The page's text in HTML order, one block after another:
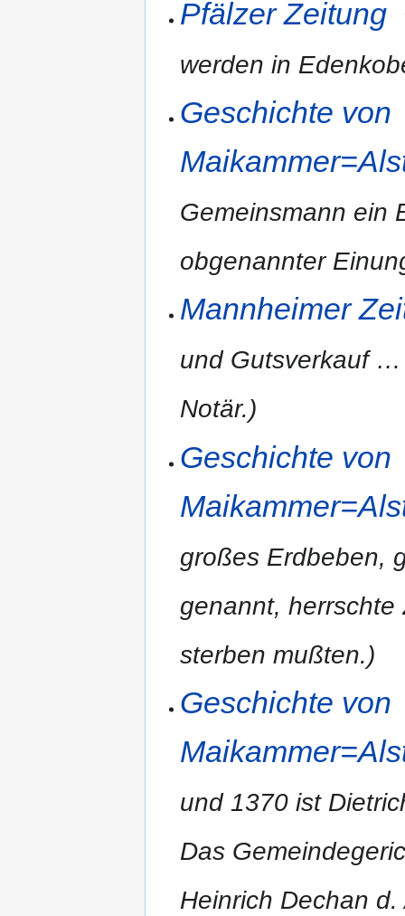
Pfälzer Zeitung
werden in
Geschichte von
Gemeinsmann ein
obgenannter
Mannheimer
und Gutsverkauf
Notär.)
Geschichte von
großes Erdbeben,
genannt,
sterben mußten.)
Geschichte von
und 1370 ist
Das
Heinrich Dechan